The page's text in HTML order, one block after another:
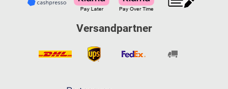
Versandpartner